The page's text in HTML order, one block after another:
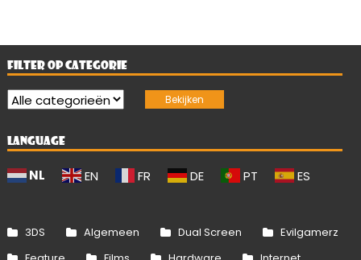
FILTER OP CATEGORIE
LANGUAGE
NL EN FR DE PT ES
3DS Algemeen Dual Screen
Evilgamerz